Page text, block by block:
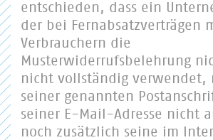
entschieden, dass ein
der bei Fernabsatzverträgen
Verbrauchern die
Musterwiderrufsbelehrung
nicht vollständig verwendet,
seiner genannten
seiner E-Mail-Adresse nicht
noch zusätzlich seine im